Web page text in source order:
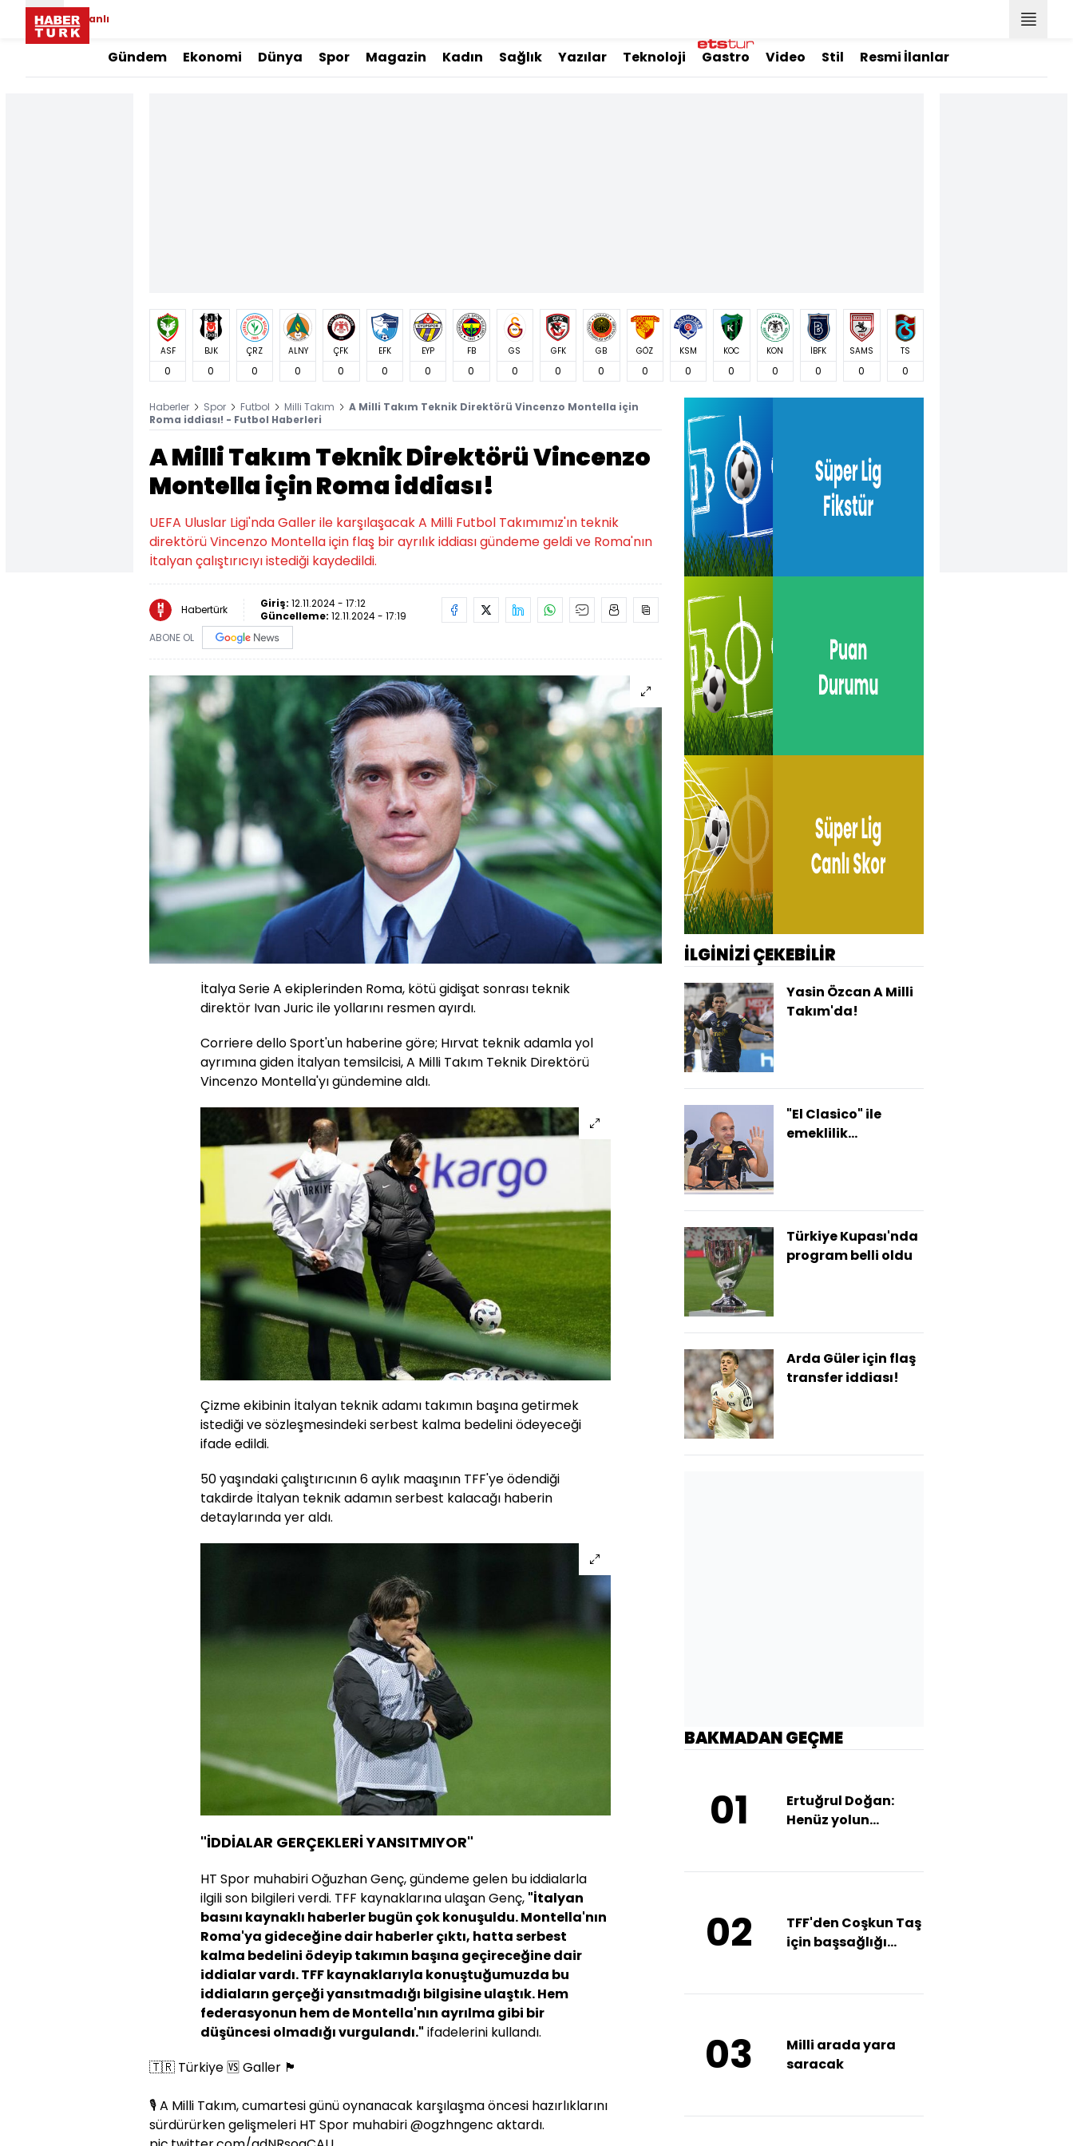
Canlı
Gündem Ekonomi Dünya Spor Magazin Kadın Sağlık Yazılar Teknoloji Gastro Video Stil Resmi İlanlar
ASF
0
BJK
0
ÇRZ
0
ALNY
0
ÇFK
0
EFK
0
EYP
0
FB
0
GS
0
GFK
0
GB
0
GÖZ
0
KSM
0
KOC
0
KON
0
İBFK
0
SAMS
0
TS
0
Haberler Spor Futbol Milli Takım
A Milli Takım Teknik Direktörü Vincenzo Montella için
Roma iddiası! - Futbol Haberleri
A Milli Takım Teknik Direktörü Vincenzo
Montella için Roma iddiası!
UEFA Uluslar Ligi'nda Galler ile karşılaşacak A Milli Futbol Takımımız'ın teknik
direktörü Vincenzo Montella için flaş bir ayrılık iddiası gündeme geldi ve Roma'nın
İtalyan çalıştırıcıyı istediği kaydedildi.
Habertürk Giriş: 12.11.2024 - 17:12
Güncelleme: 12.11.2024 - 17:19
ABONE OL
İtalya Serie A ekiplerinden Roma, kötü gidişat sonrası teknik
direktör Ivan Juric ile yollarını resmen ayırdı.
Corriere dello Sport'un haberine göre; Hırvat teknik adamla yol
ayrımına giden İtalyan temsilcisi, A Milli Takım Teknik Direktörü
Vincenzo Montella'yı gündemine aldı.
Çizme ekibinin İtalyan teknik adamı takımın başına getirmek
istediği ve sözleşmesindeki serbest kalma bedelini ödeyeceği
ifade edildi.
50 yaşındaki çalıştırıcının 6 aylık maaşının TFF'ye ödendiği
takdirde İtalyan teknik adamın serbest kalacağı haberin
detaylarında yer aldı.
"İDDİALAR GERÇEKLERİ YANSITMIYOR"
HT Spor muhabiri Oğuzhan Genç, gündeme gelen bu iddialarla
ilgili son bilgileri verdi. TFF kaynaklarına ulaşan Genç, "İtalyan
basını kaynaklı haberler bugün çok konuşuldu. Montella'nın
Roma'ya gideceğine dair haberler çıktı, hatta serbest
kalma bedelini ödeyip takımın başına geçireceğine dair
iddialar vardı. TFF kaynaklarıyla konuştuğumuzda bu
iddiaların gerçeği yansıtmadığı bilgisine ulaştık. Hem
federasyonun hem de Montella'nın ayrılma gibi bir
düşüncesi olmadığı vurgulandı." ifadelerini kullandı.
🇹🇷 Türkiye 🆚 Galler 🏴󠁧󠁢󠁷󠁬󠁳󠁿
🎙️ A Milli Takım, cumartesi günü oynanacak karşılaşma öncesi hazırlıklarını
sürdürürken gelişmeleri HT Spor muhabiri@ogzhngenc aktardı.
İLGİNİZİ ÇEKEBİLİR
Yasin Özcan A Milli
Takım'da!
"El Clasico" ile
emeklilik
Türkiye Kupası'nda
program belli oldu
Arda Güler için flaş
transfer iddiası!
BAKMADAN GEÇME
01
Ertuğrul Doğan:
Henüz yolun
02
TFF'den Coşkun Taş
için başsağlığı
03
Milli arada yara
saracak